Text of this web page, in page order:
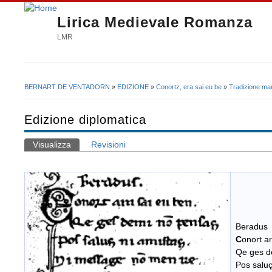
Lirica Medievale Romanza
LMR
BERNART DE VENTADORN » EDIZIONE » Conortz, era sai eu be » Tradizione
Edizione diplomatica
Schede primarie
Visualizza (scheda attiva)
Revisioni
Beradus
Conort
Qe ges
Pos